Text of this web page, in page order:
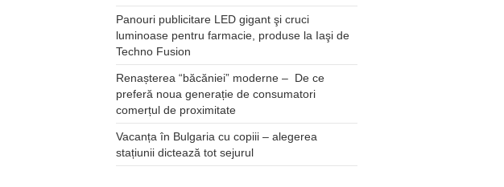
Panouri publicitare LED gigant şi cruci
luminoase pentru farmacie, produse la Iaşi de
Techno Fusion
Renașterea “băcăniei” moderne – De ce
preferă noua generație de consumatori
comerțul de proximitate
Vacanța în Bulgaria cu copiii – alegerea
stațiunii dictează tot sejurul